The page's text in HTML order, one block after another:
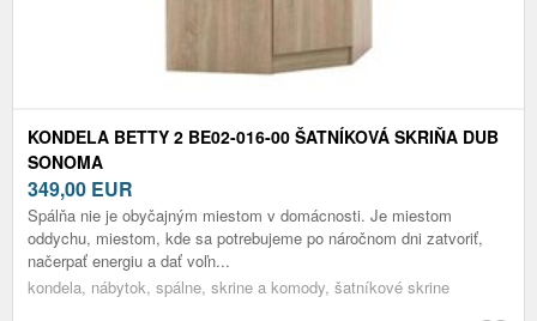
KONDELA BETTY 2 BE02-016-00 ŠATNÍKOVÁ SKRIŇA DUB
SONOMA
349,00 EUR
Spálňa nie je obyčajným miestom v domácnosti. Je miestom
oddychu, miestom, kde sa potrebujeme po náročnom dni zatvoriť,
načerpať energiu a dať voľn...
kondela, nábytok, spálne, skrine a komody, šatníkové skrine